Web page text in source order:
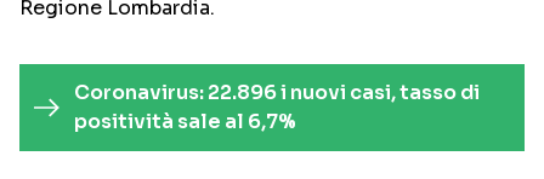
Regione Lombardia.
Coronavirus: 22.896 i nuovi casi, tasso di
positività sale al 6,7%